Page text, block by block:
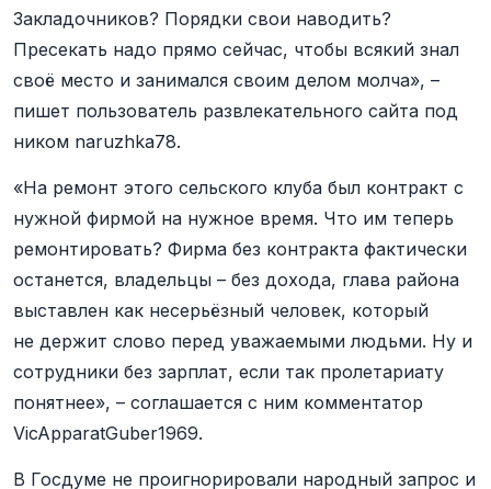
Закладочников? Порядки свои наводить?
Пресекать надо прямо сейчас, чтобы всякий знал
своё место и занимался своим делом молча», –
пишет пользователь развлекательного сайта под
ником naruzhka78.
«На ремонт этого сельского клуба был контракт с
нужной фирмой на нужное время. Что им теперь
ремонтировать? Фирма без контракта фактически
останется, владельцы – без дохода, глава района
выставлен как несерьёзный человек, который
не держит слово перед уважаемыми людьми. Ну и
сотрудники без зарплат, если так пролетариату
понятнее», – соглашается с ним комментатор
VicApparatGuber1969.
В Госдуме не проигнорировали народный запрос и